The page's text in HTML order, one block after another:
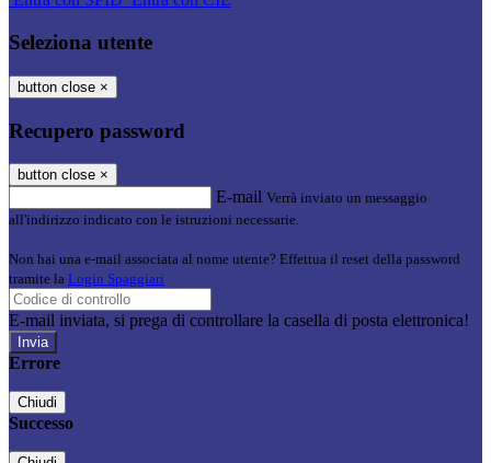
Seleziona utente
button close ×
Recupero password
button close ×
E-mail Verrà inviato un messaggio
all'indirizzo indicato con le istruzioni necessarie.
Non hai una e-mail associata al nome utente? Effettua il reset della password
tramite la Login Spaggiari
E-mail inviata, si prega di controllare la casella di posta elettronica!
Errore
Chiudi
Successo